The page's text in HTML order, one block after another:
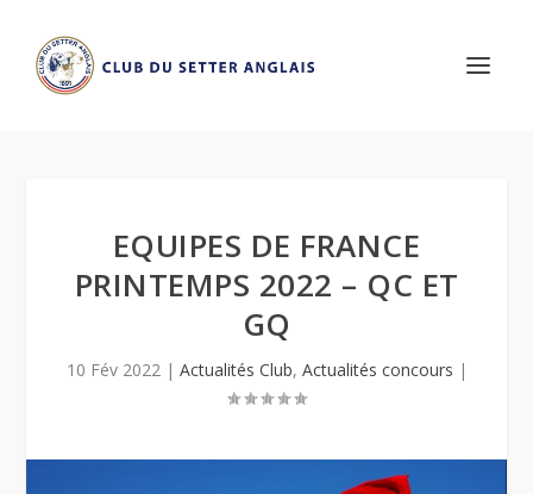
EQUIPES DE FRANCE
PRINTEMPS 2022 – QC ET
GQ
10 Fév 2022| Actualités Club, Actualités concours |